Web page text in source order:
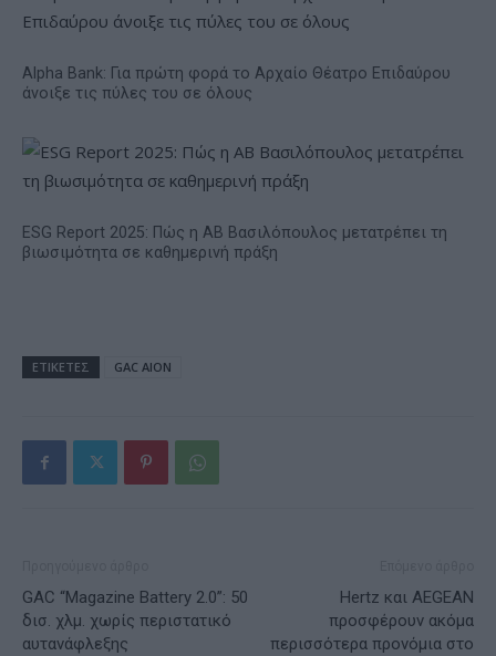
Alpha Bank: Για πρώτη φορά το Αρχαίο Θέατρο Επιδαύρου
άνοιξε τις πύλες του σε όλους
ESG Report 2025: Πώς η ΑΒ Βασιλόπουλος μετατρέπει τη
βιωσιμότητα σε καθημερινή πράξη
ΕΤΙΚΕΤΕΣ GAC AION
GAC “Magazine Battery 2.0”: 50
δισ. χλμ. χωρίς περιστατικό
αυτανάφλεξης
Hertz και AEGEAN
προσφέρουν ακόμα
περισσότερα προνόμια στο